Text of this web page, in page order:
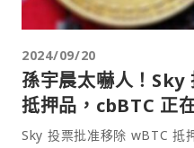
2024/09/20
孫宇晨太嚇人！Sky
抵押品，cbBTC 正
Sky 投票批准移除 wBTC 抵押品 去中心化金融（DeFi